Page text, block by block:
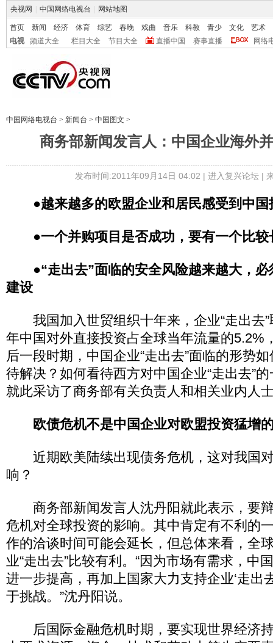
央视网 中国网络电视台 网站地图
首页 新闻 经济 体育 综艺 春晚 戏曲 音乐 科教 青少 文化
艺术
电视
频道大全 栏目大全 节目大全 直播中国 赛事直播 网络
中国网络电视台 > 新闻台 > 中国图文 >
商务部新闻发言人：中国企业海外
发布时间:2011年09月14日 04:02 | 进入复兴论坛|
●越来越多的欧盟企业和居民感受到中
●一个并购项目是否成功，要有一个比
●“走出去”面临的安全风险越来越大，
建设
我国加入世贸组织十年来，企业“走出去”
年中国对外直接投资占全球当年流量的5.2%
后一段时期，中国企业“走出去”面临的形势
待解决？如何看待西方对中国企业“走出去”
就此采访了商务部有关负责人和相关业内人
欧债危机不是中国企业对欧盟投资猛增
近期欧美陆续出现债务危机，这对我国
响？
商务部新闻发言人沈丹阳就此表示，要
危机对全球投资的影响。其中肯定有不利的
作的洽谈时间可能会延长，但总体来看，全
业“走出去”比较有利。“因为市场有需求，中
进一步提高，再加上国家大力支持企业‘走出
于挑战。”沈丹阳说。
后国际金融危机时期，要实现世界经济